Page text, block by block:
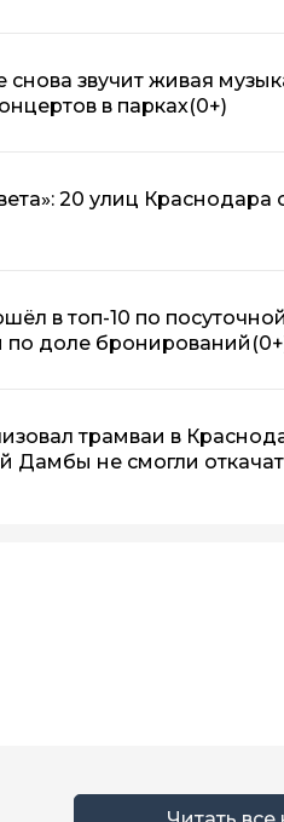
звучит живая
в парках(0+)
20 улиц Краснодара
в топ-10 по
по доле бронирований
трамваи в
Дамбы не смогли